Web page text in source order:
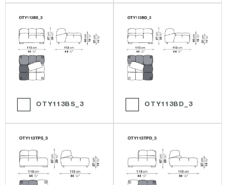
OTY113BS_3 OTY113BD_3